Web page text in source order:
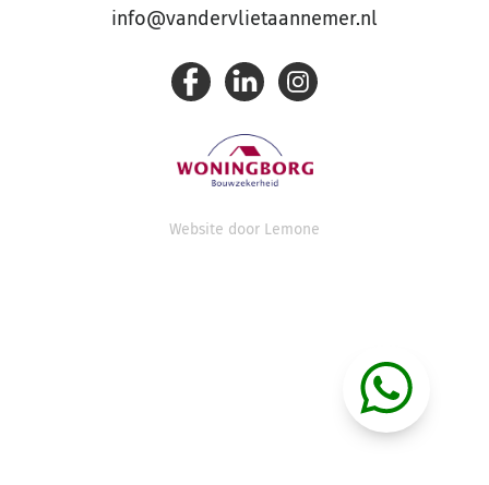
info@vandervlietaannemer.nl
Website door Lemone